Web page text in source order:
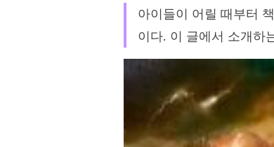
아이들이 어릴 때부터
이다. 이 글에서 소개하